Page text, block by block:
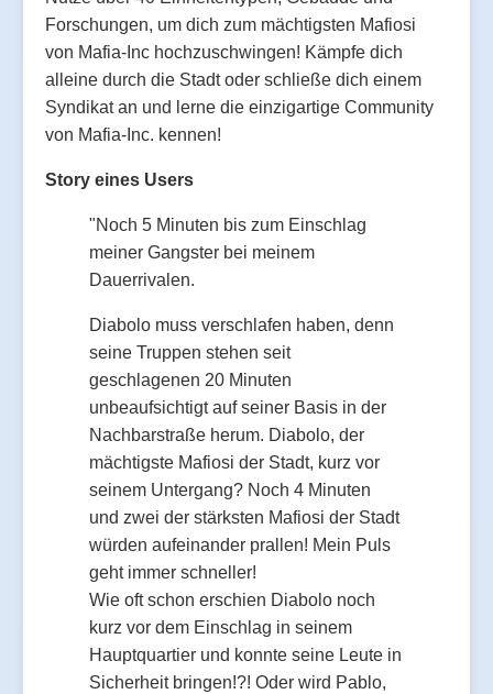
Forschungen, um dich zum mächtigsten Mafiosi
von Mafia-Inc hochzuschwingen! Kämpfe dich
alleine durch die Stadt oder schließe dich einem
Syndikat an und lerne die einzigartige Community
von Mafia-Inc. kennen!
Story eines Users
"Noch 5 Minuten bis zum Einschlag
meiner Gangster bei meinem
Dauerrivalen.
Diabolo muss verschlafen haben, denn
seine Truppen stehen seit
geschlagenen 20 Minuten
unbeaufsichtigt auf seiner Basis in der
Nachbarstraße herum. Diabolo, der
mächtigste Mafiosi der Stadt, kurz vor
seinem Untergang? Noch 4 Minuten
und zwei der stärksten Mafiosi der Stadt
würden aufeinander prallen! Mein Puls
geht immer schneller!
Wie oft schon erschien Diabolo noch
kurz vor dem Einschlag in seinem
Hauptquartier und konnte seine Leute in
Sicherheit bringen!?! Oder wird Pablo,